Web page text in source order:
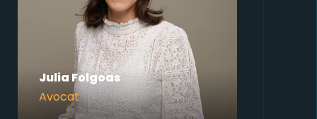
Julia Folgoas
Avocat